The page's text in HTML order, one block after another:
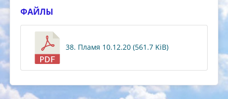
ФАЙЛЫ
38. Пламя 10.12.20 (561.7 KiB)